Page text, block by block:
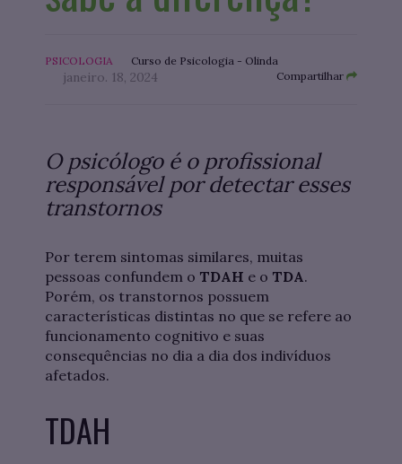
PSICOLOGIA Curso de Psicologia - Olinda
janeiro. 18, 2024 Compartilhar
O psicólogo é o profissional
responsável por detectar esses
transtornos
Por terem sintomas similares, muitas
pessoas confundem o TDAH e o TDA.
Porém, os transtornos possuem
características distintas no que se refere ao
funcionamento cognitivo e suas
consequências no dia a dia dos indivíduos
afetados.
TDAH